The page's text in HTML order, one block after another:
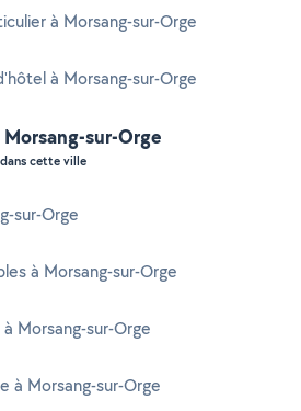
à Morsang-sur-Orge
à Morsang-sur-Orge
sur-Orge
cette ville
sur-Orge
à Morsang-sur-Orge
Morsang-sur-Orge
à Morsang-sur-Orge